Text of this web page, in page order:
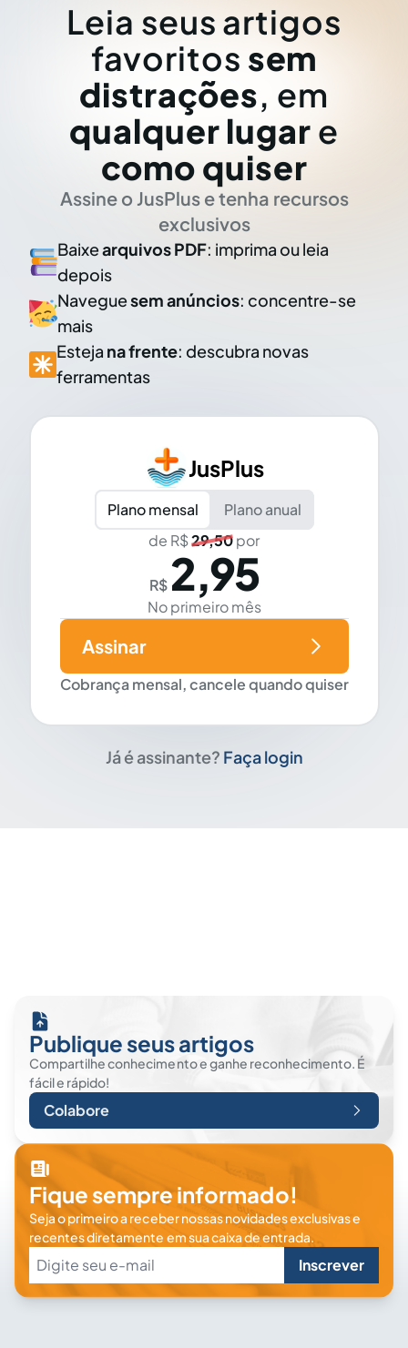
Leia seus artigos
favoritos sem
distrações, em
qualquer lugar e
como quiser
Assine o JusPlus e tenha recursos
exclusivos
Baixearquivos PDF: imprima ou leia
depois
Naveguesem anúncios: concentre-se
mais
Esteja na frente: descubra novas
ferramentas
JusPlus
Plano mensal
Plano anual
de R$29,50por
R$ 2,95
No primeiro mês
Cobrança mensal, cancele quando quiser
Assinar
Já é assinante? Faça login
Publique seus artigos
Compartilhe conhecimento e ganhe reconhecimento. É
fácil e rápido!
Colabore
Fique sempre informado!
Seja o primeiro a receber nossas novidades exclusivas e
recentes diretamente em sua caixa de entrada.
Inscrever